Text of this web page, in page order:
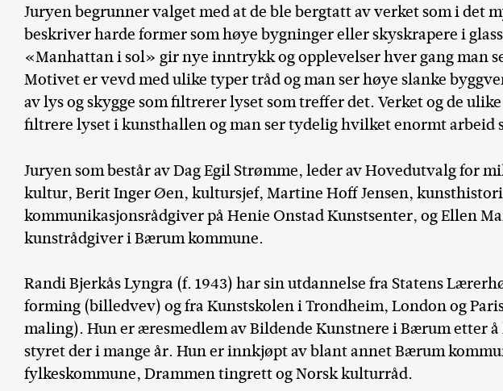
Juryen begrunner valget med at de ble bergtatt av verket som i det
beskriver harde former som høye bygninger eller skyskrapere i
«Manhattan i sol» gir nye inntrykk og opplevelser hver gang man
Motivet er vevd med ulike typer tråd og man ser høye slanke
av lys og skygge som filtrerer lyset som treffer det. Verket og de
filtrere lyset i kunsthallen og man ser tydelig hvilket enormt arbeid
Juryen som består av Dag Egil Strømme, leder av Hovedutvalg for
kultur, Berit Inger Øen, kultursjef, Martine Hoff Jensen,
kommunikasjonsrådgiver på Henie Onstad Kunstsenter, og Ellen
kunstrådgiver i Bærum kommune.
Randi Bjerkås Lyngra (f. 1943) har sin utdannelse fra Statens
forming (billedvev) og fra Kunstskolen i Trondheim, London og
maling). Hun er æresmedlem av Bildende Kunstnere i Bærum etter
styret der i mange år. Hun er innkjøpt av blant annet Bærum
fylkeskommune, Drammen tingrett og Norsk kulturråd.